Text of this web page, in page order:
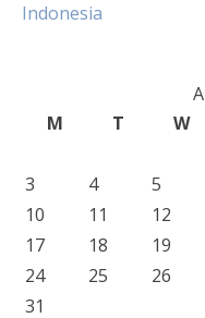
Indonesia
M
T W
3
4 5
10
11 12
17
18 19
24
25 26
31